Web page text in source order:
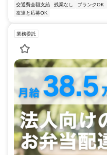
交通費全額支給
残業なし ブランクOK
友達と応募OK
業務委託